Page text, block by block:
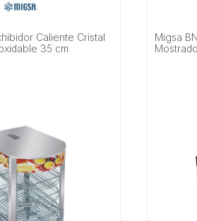
Caliente Cristal
35 cm
Migsa